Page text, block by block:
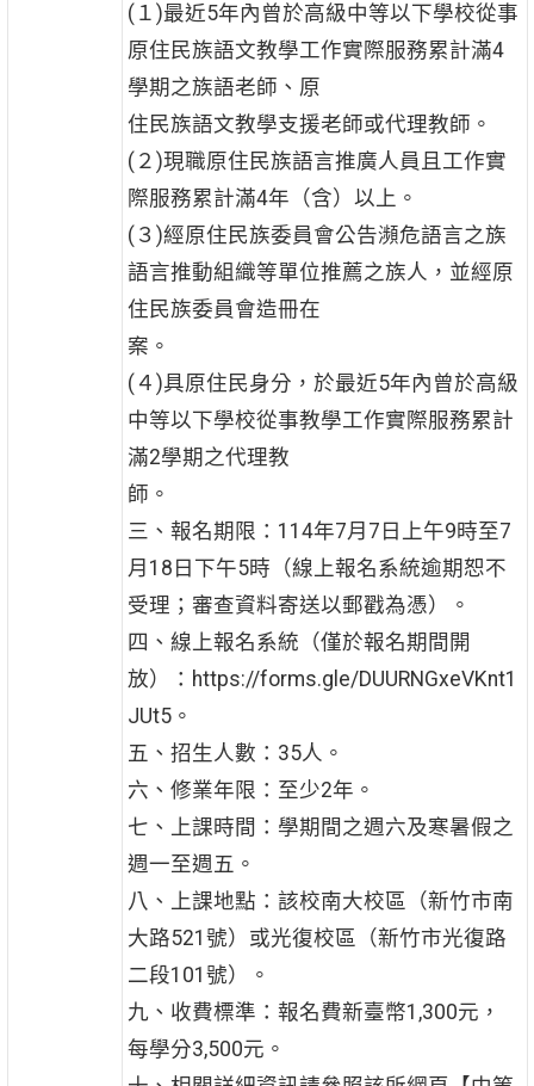
(１)最近5年內曾於高級中等以下學校從事
原住民族語文教學工作實際服務累計滿4
學期之族語老師、原
住民族語文教學支援老師或代理教師。
(２)現職原住民族語言推廣人員且工作實
際服務累計滿4年（含）以上。
(３)經原住民族委員會公告瀕危語言之族
語言推動組織等單位推薦之族人，並經原
住民族委員會造冊在
案。
(４)具原住民身分，於最近5年內曾於高級
中等以下學校從事教學工作實際服務累計
滿2學期之代理教
師。
三、報名期限：114年7月7日上午9時至7
月18日下午5時（線上報名系統逾期恕不
受理；審查資料寄送以郵戳為憑）。
四、線上報名系統（僅於報名期間開
放）：https://forms.gle/DUURNGxeVKnt1
JUt5。
五、招生人數：35人。
六、修業年限：至少2年。
七、上課時間：學期間之週六及寒暑假之
週一至週五。
八、上課地點：該校南大校區（新竹市南
大路521號）或光復校區（新竹市光復路
二段101號）。
九、收費標準：報名費新臺幣1,300元，
每學分3,500元。